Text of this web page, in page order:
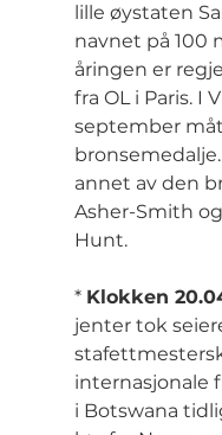
lille øystaten
navnet på 100
åringen er
fra OL i Paris. I
september
annet av den
Asher-Smith
Hunt.
* Klokken
jenter tok
internasjonale
i Botswana